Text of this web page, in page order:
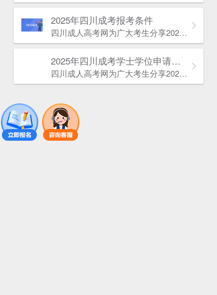
2025年‌‌‌‌四川成考报考条件
四川成人高考网​为广大考生分享2025年‌‌‌‌四川成考报考条件。为广大在职人员和社会人士提供学历提升的机会。更多四川成考考试信息，欢迎在线访问四川成人高考网。
2025年‌‌‌‌四川成考学士学位申请条件
四川成人高考网​为广大考生分享2025年‌‌‌‌四川成考学士学位申请条件。为广大在职人员和社会人士提供学历提升的机会。更多四川成考考试信息，欢迎在线访问四川成人高考网。